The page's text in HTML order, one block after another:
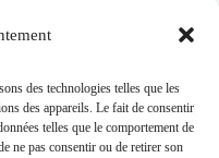
des technologies telles que les
des appareils. Le fait de consentir
telles que le comportement de
ne pas consentir ou de retirer son
identification des
FRANCE SAS